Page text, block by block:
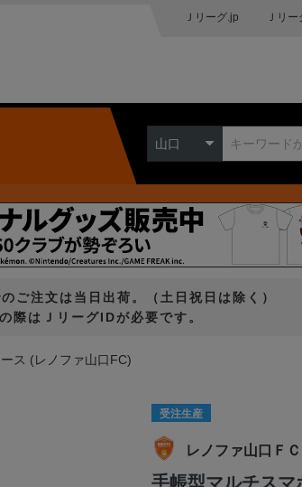
Ｊリーグ.jp Ｊリ
山口
ご注文は当日出荷。（土日祝日は除く）
際はＪリーグIDが必要です。
ス (レノファ山口FC)
受注生産
レノファ山口ＦＣ
手帳型マルチス